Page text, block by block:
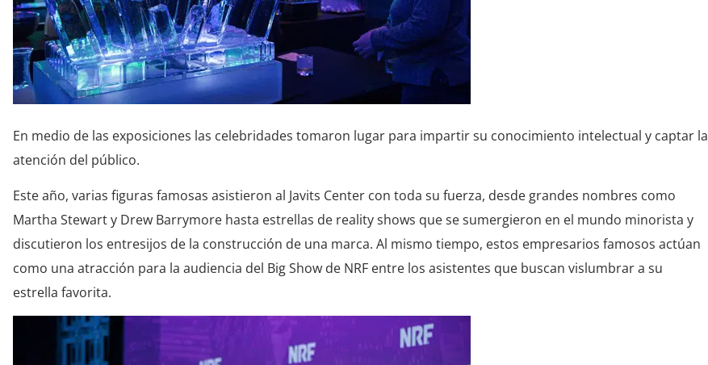
En medio de las exposiciones las celebridades tomaron lugar para impartir su conocimiento intelectual y captar la
atención del público.
Este año, varias figuras famosas asistieron al Javits Center con toda su fuerza, desde grandes nombres como
Martha Stewart y Drew Barrymore hasta estrellas de reality shows que se sumergieron en el mundo minorista y
discutieron los entresijos de la construcción de una marca. Al mismo tiempo, estos empresarios famosos actúan
como una atracción para la audiencia del Big Show de NRF entre los asistentes que buscan vislumbrar a su
estrella favorita.